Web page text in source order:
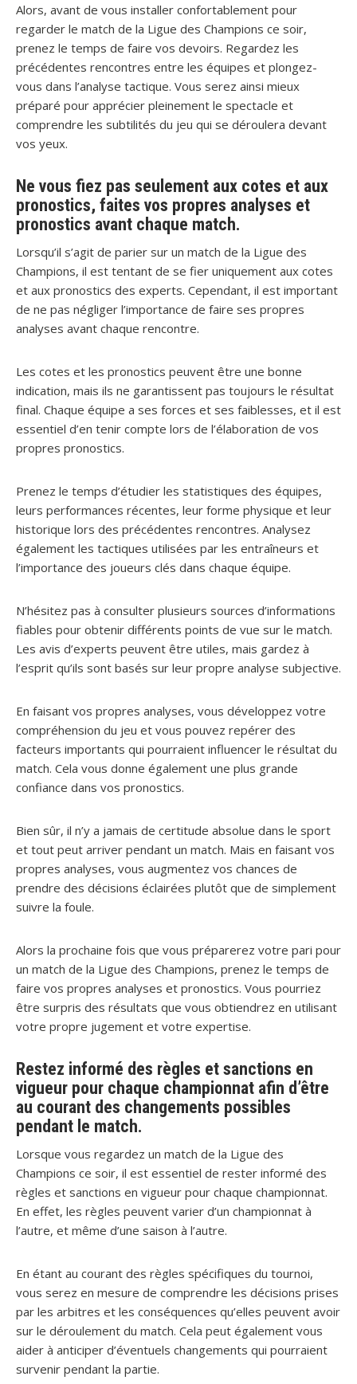
Alors, avant de vous installer confortablement pour
regarder le match de la Ligue des Champions ce soir,
prenez le temps de faire vos devoirs. Regardez les
précédentes rencontres entre les équipes et plongez-
vous dans l’analyse tactique. Vous serez ainsi mieux
préparé pour apprécier pleinement le spectacle et
comprendre les subtilités du jeu qui se déroulera devant
vos yeux.
Ne vous fiez pas seulement aux cotes et aux
pronostics, faites vos propres analyses et
pronostics avant chaque match.
Lorsqu’il s’agit de parier sur un match de la Ligue des
Champions, il est tentant de se fier uniquement aux cotes
et aux pronostics des experts. Cependant, il est important
de ne pas négliger l’importance de faire ses propres
analyses avant chaque rencontre.
Les cotes et les pronostics peuvent être une bonne
indication, mais ils ne garantissent pas toujours le résultat
final. Chaque équipe a ses forces et ses faiblesses, et il est
essentiel d’en tenir compte lors de l’élaboration de vos
propres pronostics.
Prenez le temps d’étudier les statistiques des équipes,
leurs performances récentes, leur forme physique et leur
historique lors des précédentes rencontres. Analysez
également les tactiques utilisées par les entraîneurs et
l’importance des joueurs clés dans chaque équipe.
N’hésitez pas à consulter plusieurs sources d’informations
fiables pour obtenir différents points de vue sur le match.
Les avis d’experts peuvent être utiles, mais gardez à
l’esprit qu’ils sont basés sur leur propre analyse subjective.
En faisant vos propres analyses, vous développez votre
compréhension du jeu et vous pouvez repérer des
facteurs importants qui pourraient influencer le résultat du
match. Cela vous donne également une plus grande
confiance dans vos pronostics.
Bien sûr, il n’y a jamais de certitude absolue dans le sport
et tout peut arriver pendant un match. Mais en faisant vos
propres analyses, vous augmentez vos chances de
prendre des décisions éclairées plutôt que de simplement
suivre la foule.
Alors la prochaine fois que vous préparerez votre pari pour
un match de la Ligue des Champions, prenez le temps de
faire vos propres analyses et pronostics. Vous pourriez
être surpris des résultats que vous obtiendrez en utilisant
votre propre jugement et votre expertise.
Restez informé des règles et sanctions en
vigueur pour chaque championnat afin d’être
au courant des changements possibles
pendant le match.
Lorsque vous regardez un match de la Ligue des
Champions ce soir, il est essentiel de rester informé des
règles et sanctions en vigueur pour chaque championnat.
En effet, les règles peuvent varier d’un championnat à
l’autre, et même d’une saison à l’autre.
En étant au courant des règles spécifiques du tournoi,
vous serez en mesure de comprendre les décisions prises
par les arbitres et les conséquences qu’elles peuvent avoir
sur le déroulement du match. Cela peut également vous
aider à anticiper d’éventuels changements qui pourraient
survenir pendant la partie.